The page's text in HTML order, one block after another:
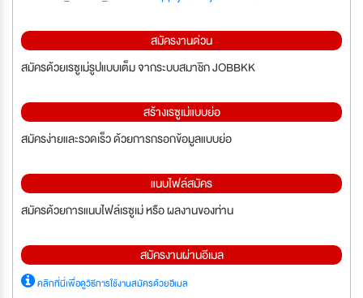
สมัครงานด่วน
สมัครด้วยเรซูเม่รูปแบบเต็ม จากระบบสมาชิก JOBBKK
สร้างเรซูเม่แบบย่อ
สมัครง่ายและรวดเร็ว ด้วยการกรอกข้อมูลแบบย่อ
แนบไฟล์สมัคร
สมัครด้วยการแนบไฟล์เรซูเม่ หรือ ผลงานของท่าน
สมัครงานผ่านอีเมล
คลิกที่นี่เพื่อดูวิธีการใช้งานสมัครด้วยอีเมล